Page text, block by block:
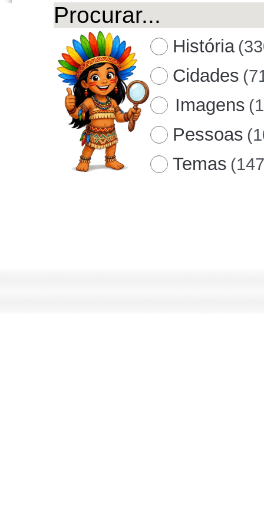
História
Cidades
Imagens
Pessoas
Temas